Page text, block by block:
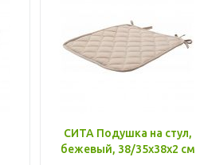
СИТА Подушка на стул,
бежевый, 38/35x38x2 см